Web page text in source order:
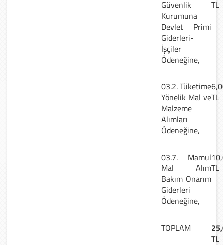
Güvenlik
Kurumuna
Devlet Primi
Giderleri-
İşçiler
Ödeneğine,
TL
03.2. Tüketime
Yönelik Mal ve
Malzeme
Alımları
Ödeneğine,
TL
03.7. Mamul
Mal Alım
Bakım Onarım
Giderleri
Ödeneğine,
TL
TOPLAM
TL